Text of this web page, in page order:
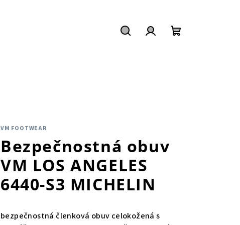
VM FOOTWEAR
Bezpečnostná obuv
VM LOS ANGELES
6440-S3 MICHELIN
bezpečnostná členková obuv celokožená s